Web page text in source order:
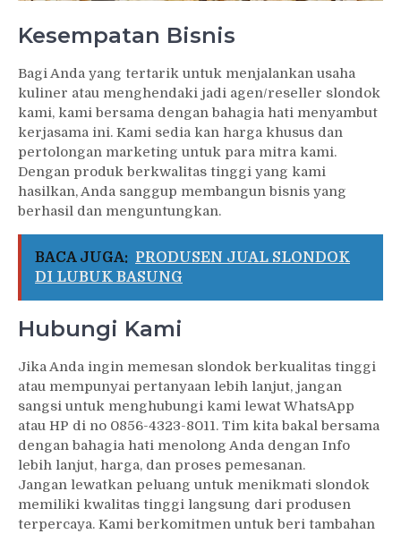
Kesempatan Bisnis
Bagi Anda yang tertarik untuk menjalankan usaha
kuliner atau menghendaki jadi agen/reseller slondok
kami, kami bersama dengan bahagia hati menyambut
kerjasama ini. Kami sedia kan harga khusus dan
pertolongan marketing untuk para mitra kami.
Dengan produk berkwalitas tinggi yang kami
hasilkan, Anda sanggup membangun bisnis yang
berhasil dan menguntungkan.
BACA JUGA: PRODUSEN JUAL SLONDOK
DI LUBUK BASUNG
Hubungi Kami
Jika Anda ingin memesan slondok berkualitas tinggi
atau mempunyai pertanyaan lebih lanjut, jangan
sangsi untuk menghubungi kami lewat WhatsApp
atau HP di no 0856-4323-8011. Tim kita bakal bersama
dengan bahagia hati menolong Anda dengan Info
lebih lanjut, harga, dan proses pemesanan.
Jangan lewatkan peluang untuk menikmati slondok
memiliki kwalitas tinggi langsung dari produsen
terpercaya. Kami berkomitmen untuk beri tambahan